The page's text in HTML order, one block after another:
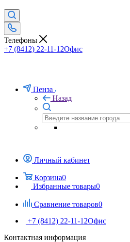
Телефоны
+7 (8412) 22-11-12Офис
Пенза
Назад
Личный кабинет
Корзина0
Избранные товары0
Сравнение товаров0
+7 (8412) 22-11-12Офис
Контактная информация